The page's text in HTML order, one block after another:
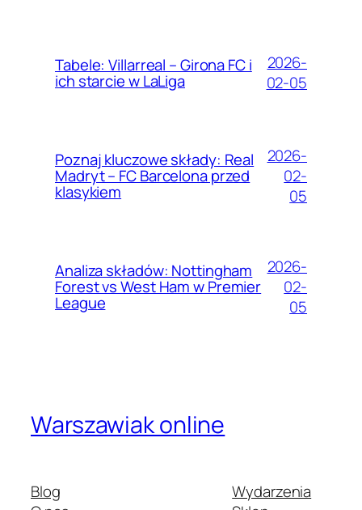
Tabele: Villarreal – Girona FC i
ich starcie w LaLiga
2026-
02-05
Poznaj kluczowe składy: Real
Madryt – FC Barcelona przed
klasykiem
2026-
02-
05
Analiza składów: Nottingham
Forest vs West Ham w Premier
League
2026-
02-
05
Warszawiak online
Blog
Wydarzenia